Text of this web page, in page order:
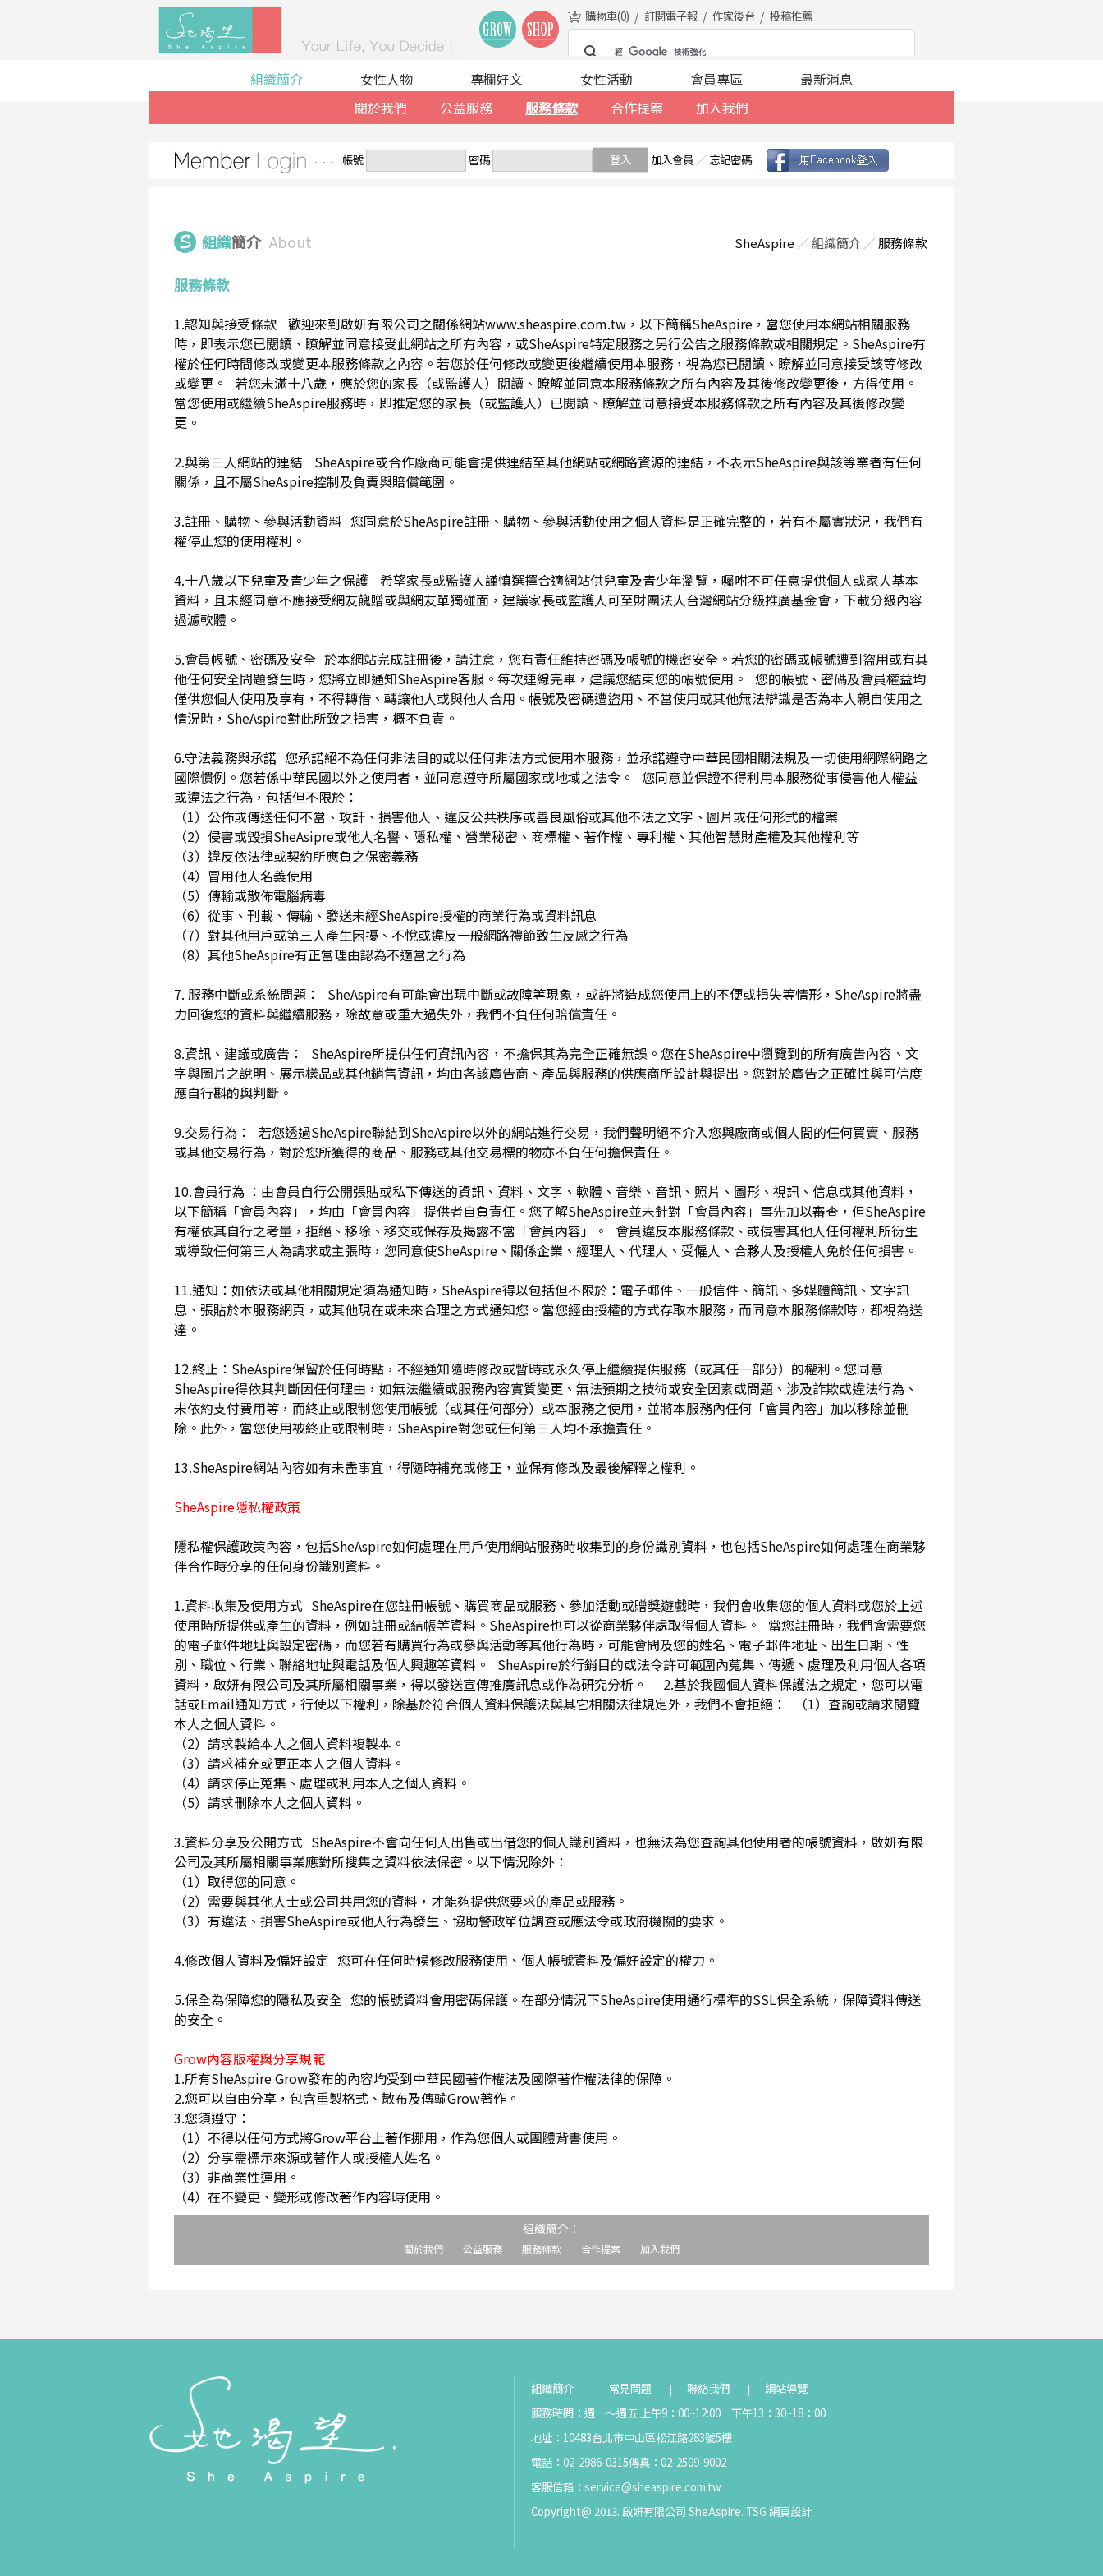
購物車(0) 訂閱電子報 作家後台 投稿推薦
組織簡介
關於我們
公益服務 服務條款 合作提案 加入我們
女性人物 專欄好文 女性活動 會員專區 最新消息
帳號 密碼 登入 加入會員 ／ 忘記密碼
組織簡介 About SheAspire ／組織簡介 ／ 服務條款
服務條款
1.認知與接受條款 歡迎來到啟妍有限公司之關係網站www.sheaspire.com.tw，以下簡稱SheAspire，當您使用本網站相關服務
時，即表示您已閱讀、瞭解並同意接受此網站之所有內容，或SheAspire特定服務之另行公告之服務條款或相關規定。SheAspire有
權於任何時間修改或變更本服務條款之內容。若您於任何修改或變更後繼續使用本服務，視為您已閱讀、瞭解並同意接受該等修改
或變更。 若您未滿十八歲，應於您的家長（或監護人）閱讀、瞭解並同意本服務條款之所有內容及其後修改變更後，方得使用。
當您使用或繼續SheAspire服務時，即推定您的家長（或監護人）已閱讀、瞭解並同意接受本服務條款之所有內容及其後修改變
更。
2.與第三人網站的連結 SheAspire或合作廠商可能會提供連結至其他網站或網路資源的連結，不表示SheAspire與該等業者有任何
關係，且不屬SheAspire控制及負責與賠償範圍。
3.註冊、購物、參與活動資料 您同意於SheAspire註冊、購物、參與活動使用之個人資料是正確完整的，若有不屬實狀況，我們有
權停止您的使用權利。
4.十八歲以下兒童及青少年之保護 希望家長或監護人謹慎選擇合適網站供兒童及青少年瀏覽，囑咐不可任意提供個人或家人基本
資料，且未經同意不應接受網友餽贈或與網友單獨碰面，建議家長或監護人可至財團法人台灣網站分級推廣基金會，下載分級內容
過濾軟體。
5.會員帳號、密碼及安全 於本網站完成註冊後，請注意，您有責任維持密碼及帳號的機密安全。若您的密碼或帳號遭到盜用或有其
他任何安全問題發生時，您將立即通知SheAspire客服。每次連線完畢，建議您結束您的帳號使用。 您的帳號、密碼及會員權益均
僅供您個人使用及享有，不得轉借、轉讓他人或與他人合用。帳號及密碼遭盜用、不當使用或其他無法辯識是否為本人親自使用之
情況時，SheAspire對此所致之損害，概不負責。
6.守法義務與承諾 您承諾絕不為任何非法目的或以任何非法方式使用本服務，並承諾遵守中華民國相關法規及一切使用網際網路之
國際慣例。您若係中華民國以外之使用者，並同意遵守所屬國家或地域之法令。 您同意並保證不得利用本服務從事侵害他人權益
或違法之行為，包括但不限於：
（1）公佈或傳送任何不當、攻訐、損害他人、違反公共秩序或善良風俗或其他不法之文字、圖片或任何形式的檔案
（2）侵害或毀損SheAsipre或他人名譽、隱私權、營業秘密、商標權、著作權、專利權、其他智慧財產權及其他權利等
（3）違反依法律或契約所應負之保密義務
（4）冒用他人名義使用
（5）傳輸或散佈電腦病毒
（6）從事、刊載、傳輸、發送未經SheAspire授權的商業行為或資料訊息
（7）對其他用戶或第三人產生困擾、不悅或違反一般網路禮節致生反感之行為
（8）其他SheAspire有正當理由認為不適當之行為
7. 服務中斷或系統問題： SheAspire有可能會出現中斷或故障等現象，或許將造成您使用上的不便或損失等情形，SheAspire將盡
力回復您的資料與繼續服務，除故意或重大過失外，我們不負任何賠償責任。
8.資訊、建議或廣告： SheAspire所提供任何資訊內容，不擔保其為完全正確無誤。您在SheAspire中瀏覽到的所有廣告內容、文
字與圖片之說明、展示樣品或其他銷售資訊，均由各該廣告商、產品與服務的供應商所設計與提出。您對於廣告之正確性與可信度
應自行斟酌與判斷。
9.交易行為： 若您透過SheAspire聯結到SheAspire以外的網站進行交易，我們聲明絕不介入您與廠商或個人間的任何買賣、服務
或其他交易行為，對於您所獲得的商品、服務或其他交易標的物亦不負任何擔保責任。
10.會員行為 ：由會員自行公開張貼或私下傳送的資訊、資料、文字、軟體、音樂、音訊、照片、圖形、視訊、信息或其他資料，
以下簡稱「會員內容」，均由「會員內容」提供者自負責任。您了解SheAspire並未針對「會員內容」事先加以審查，但SheAspire
有權依其自行之考量，拒絕、移除、移交或保存及揭露不當「會員內容」。 會員違反本服務條款、或侵害其他人任何權利所衍生
或導致任何第三人為請求或主張時，您同意使SheAspire、關係企業、經理人、代理人、受僱人、合夥人及授權人免於任何損害。
11.通知：如依法或其他相關規定須為通知時，SheAspire得以包括但不限於：電子郵件、一般信件、簡訊、多媒體簡訊、文字訊
息、張貼於本服務網頁，或其他現在或未來合理之方式通知您。當您經由授權的方式存取本服務，而同意本服務條款時，都視為送
達。
12.終止：SheAspire保留於任何時點，不經通知隨時修改或暫時或永久停止繼續提供服務（或其任一部分）的權利。您同意
SheAspire得依其判斷因任何理由，如無法繼續或服務內容實質變更、無法預期之技術或安全因素或問題、涉及詐欺或違法行為、
未依約支付費用等，而終止或限制您使用帳號（或其任何部分）或本服務之使用，並將本服務內任何「會員內容」加以移除並刪
除。此外，當您使用被終止或限制時，SheAspire對您或任何第三人均不承擔責任。
13.SheAspire網站內容如有未盡事宜，得隨時補充或修正，並保有修改及最後解釋之權利。
SheAspire隱私權政策
隱私權保護政策內容，包括SheAspire如何處理在用戶使用網站服務時收集到的身份識別資料，也包括SheAspire如何處理在商業夥
伴合作時分享的任何身份識別資料。
1.資料收集及使用方式 SheAspire在您註冊帳號、購買商品或服務、參加活動或贈獎遊戲時，我們會收集您的個人資料或您於上述
使用時所提供或產生的資料，例如註冊或結帳等資料。SheAspire也可以從商業夥伴處取得個人資料。 當您註冊時，我們會需要您
的電子郵件地址與設定密碼，而您若有購買行為或參與活動等其他行為時，可能會問及您的姓名、電子郵件地址、出生日期、性
別、職位、行業、聯絡地址與電話及個人興趣等資料。 SheAspire於行銷目的或法令許可範圍內蒐集、傳遞、處理及利用個人各項
資料，啟妍有限公司及其所屬相關事業，得以發送宣傳推廣訊息或作為研究分析。 2.基於我國個人資料保護法之規定，您可以電
話或Email通知方式，行使以下權利，除基於符合個人資料保護法與其它相關法律規定外，我們不會拒絕： （1）查詢或請求閱覽
本人之個人資料。
（2）請求製給本人之個人資料複製本。
（3）請求補充或更正本人之個人資料。
（4）請求停止蒐集、處理或利用本人之個人資料。
（5）請求刪除本人之個人資料。
3.資料分享及公開方式 SheAspire不會向任何人出售或出借您的個人識別資料，也無法為您查詢其他使用者的帳號資料，啟妍有限
公司及其所屬相關事業應對所搜集之資料依法保密。以下情況除外：
（1）取得您的同意。
（2）需要與其他人士或公司共用您的資料，才能夠提供您要求的產品或服務。
（3）有違法、損害SheAspire或他人行為發生、協助警政單位調查或應法令或政府機關的要求。
4.修改個人資料及偏好設定 您可在任何時候修改服務使用、個人帳號資料及偏好設定的權力。
5.保全為保障您的隱私及安全 您的帳號資料會用密碼保護。在部分情況下SheAspire使用通行標準的SSL保全系統，保障資料傳送
的安全。
Grow內容版權與分享規範
1.所有SheAspire Grow發布的內容均受到中華民國著作權法及國際著作權法律的保障。
2.您可以自由分享，包含重製格式、散布及傳輸Grow著作。
3.您須遵守：
（1）不得以任何方式將Grow平台上著作挪用，作為您個人或團體背書使用。
（2）分享需標示來源或著作人或授權人姓名。
（3）非商業性運用。
（4）在不變更、變形或修改著作內容時使用。
組織簡介：
關於我們 公益服務 服務條款 合作提案 加入我們
組織簡介 常見問題 聯絡我們
網站導覽
服務時間：週一～週五 上午9：00~12:00 下午13：30~18：00
地址：10483台北市中山區松江路283號5樓
電話：02-2986-0315傳真：02-2509-9002
客服信箱： service@sheaspire.com.tw
Copyright@ 2013. 啟妍有限公司 SheAspire. TSG 網頁設計